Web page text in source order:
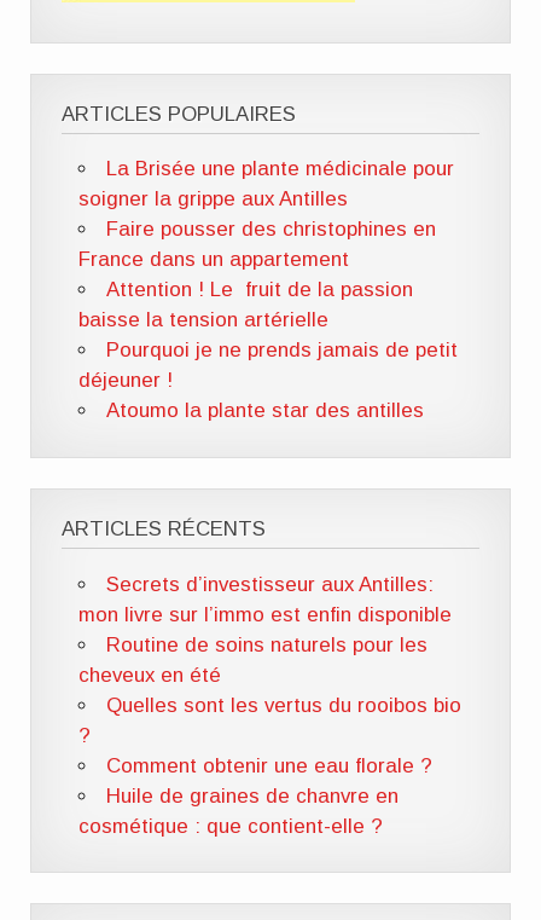
ARTICLES POPULAIRES
La Brisée une plante médicinale pour
soigner la grippe aux Antilles
Faire pousser des christophines en
France dans un appartement
Attention ! Le fruit de la passion
baisse la tension artérielle
Pourquoi je ne prends jamais de petit
déjeuner !
Atoumo la plante star des antilles
ARTICLES RÉCENTS
Secrets d’investisseur aux Antilles:
mon livre sur l’immo est enfin disponible
Routine de soins naturels pour les
cheveux en été
Quelles sont les vertus du rooibos bio
?
Comment obtenir une eau florale ?
Huile de graines de chanvre en
cosmétique : que contient-elle ?